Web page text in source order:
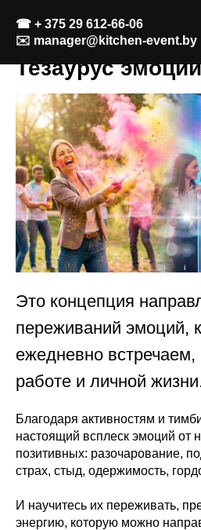
☎ + 375 29 612-66-06
✉️ manager@kitchen-event.by
Тезаурус эмоций
Это концепция
переживаний эмоций,
ежедневно
работе и личной
Благодаря активностям и
настоящий всплеск эмоций от
позитивных: разочарование,
страх, стыд, одержимость,
И научитесь их переживать,
энергию, которую можно